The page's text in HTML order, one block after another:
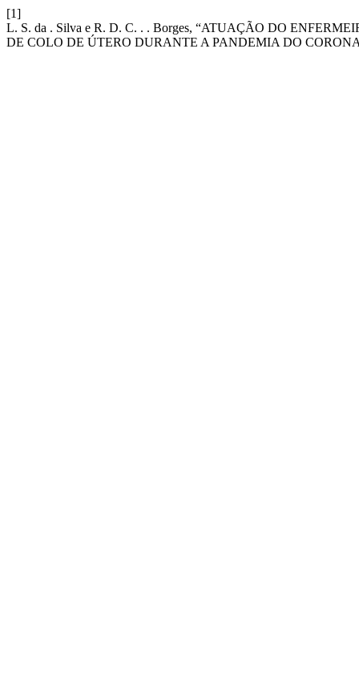
[1]
L. S. da . Silva e R. D. C. . . Borges, “ATUAÇÃO DO
DE COLO DE ÚTERO DURANTE A PANDEMIA DO